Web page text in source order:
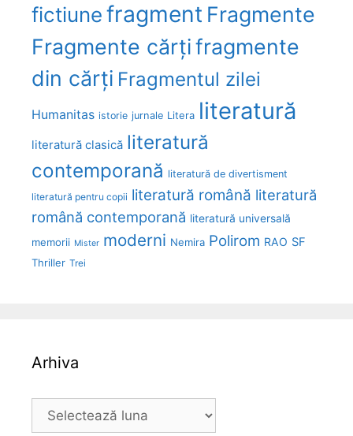
fictiunefragment Fragmente
Fragmente cărțifragmente
din cărți Fragmentul zilei
Humanitas istorie jurnale Litera literatură
literatură clasică literatură
contemporană literatură de divertisment
literatură pentru copii literatură română literatură
română contemporană literatură universală
memorii Mister moderni Nemira Polirom RAO SF
Thriller Trei
Arhiva
Arhiva